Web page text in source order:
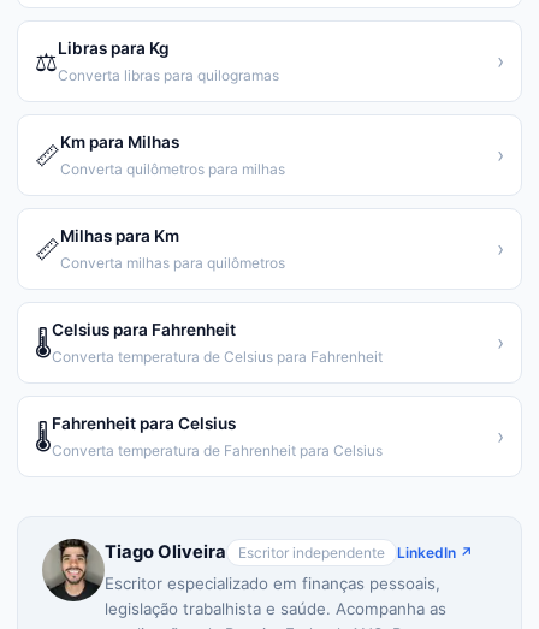
⚖️Libras para Kg
Converta libras para quilogramas
›
📏Km para Milhas
Converta quilômetros para milhas
›
📏Milhas para Km
Converta milhas para quilômetros
›
🌡️Celsius para Fahrenheit
Converta temperatura de Celsius para Fahrenheit
›
🌡️Fahrenheit para Celsius
Converta temperatura de Fahrenheit para Celsius
›
Tiago Oliveira Escritor independente LinkedIn ↗
Escritor especializado em finanças pessoais,
legislação trabalhista e saúde. Acompanha as